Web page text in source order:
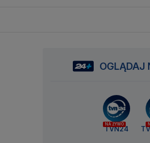
OGLĄDAJ
NA ŻYWO
TVN24